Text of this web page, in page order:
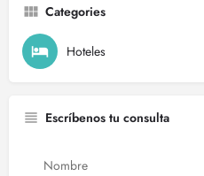
Categories
Hoteles
Escríbenos tu consulta